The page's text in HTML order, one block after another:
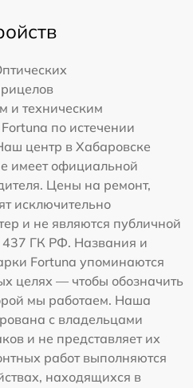
и техническим
по истечении
центр в Хабаровске
имеет официальной
Цены на ремонт,
исключительно
и не являются публичной
437 ГК РФ. Названия и
Fortuna упоминаются
целях — чтобы обозначить
мы работаем. Наша
с владельцами
и не представляет их
работ выполняются
находящихся в